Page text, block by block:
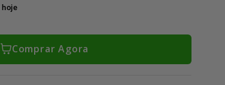
hoje
Comprar Agora